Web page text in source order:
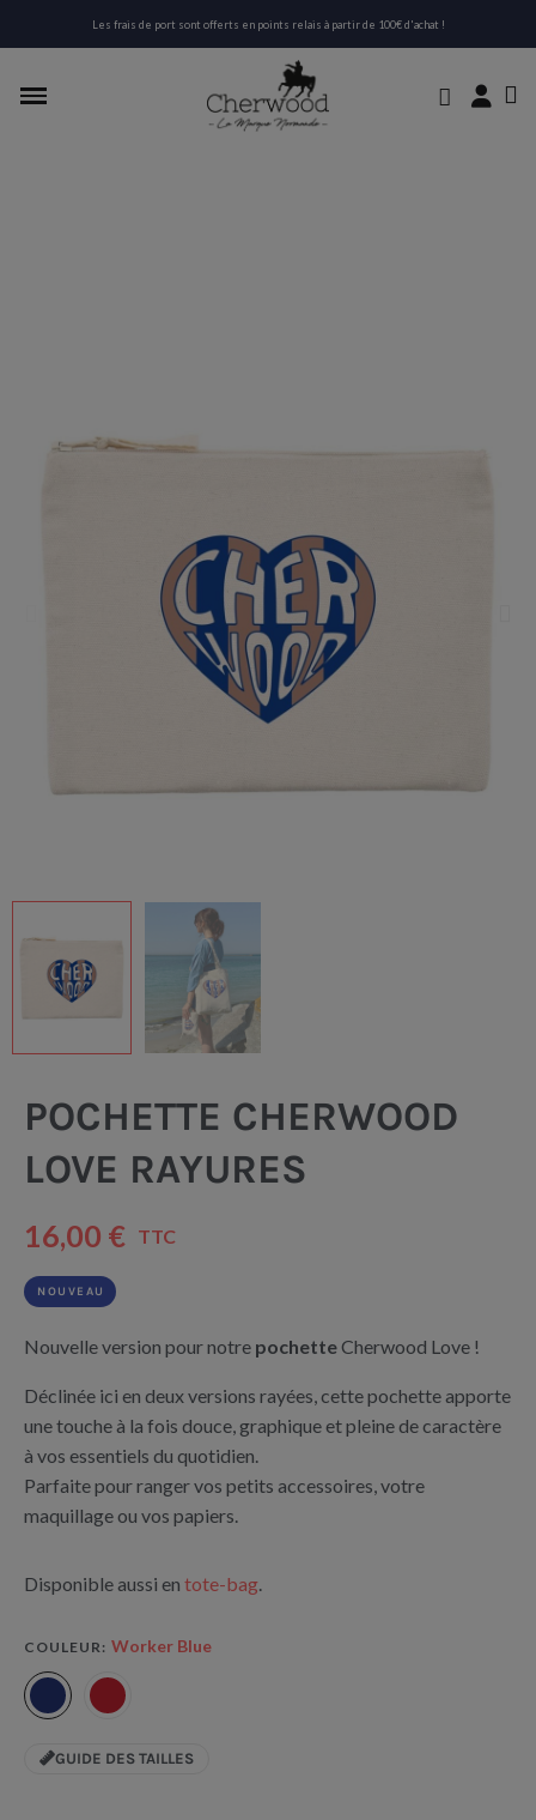
Les frais de port sont offerts en points relais à partir de 100€ d'achat !
POCHETTE CHERWOOD
LOVE RAYURES
16,00 € TTC
NOUVEAU
Nouvelle version pour notre pochetteCherwood Love !
Déclinée ici en deux versions rayées, cette pochette apporte
une touche à la fois douce, graphique et pleine de caractère
à vos essentiels du quotidien.
Parfaite pour ranger vos petits accessoires, votre
maquillage ou vos papiers.
Disponible aussi en tote-bag.
COULEUR Worker Blue
GUIDE DES TAILLES